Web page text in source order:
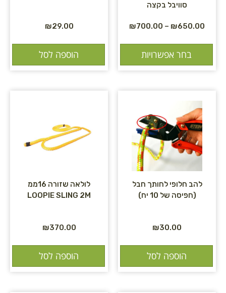
סוויבל בקצה
₪650.00
–
₪700.00
בחר אפשרויות
₪29.00
הוספה לסל
להב חלופי לחותך חבל
(חפיסה של 10 יח)
₪30.00
הוספה לסל
לולאה שזורה 16ממ
LOOPIE SLING 2M
₪370.00
הוספה לסל